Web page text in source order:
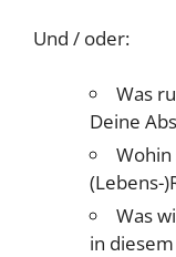
Und / oder:
Was
Deine
Wohin
(Lebens-
Was
in